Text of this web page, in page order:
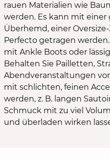
rauen Materialien wie
werden. Es kann mit einer
Überhemd, einer
Perfecto getragen
mit Ankle Boots oder
Behalten Sie Pailletten,
Abendveranstaltungen
mit schlichten, feinen
werden, z. B. langen
Schmuck mit zu viel
und überladen wirken